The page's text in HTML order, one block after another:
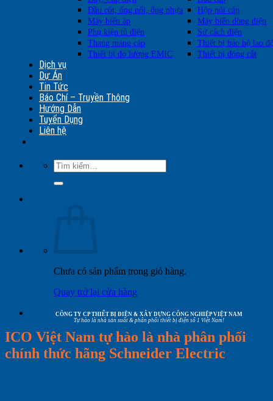
Đầu cốt, ống nối, ống nhựa
Hộp nối cáp
Máy biến áp
Máy biến dòng điện
Phụ kiện tủ điện
Sứ cách điện
Thang máng cáp
Thiết bị bảo hộ lao
Thiết bị đo lường EMIC
Thiết bị đóng cắt
Dịch vụ
Dự Án
Tin Tức
Báo Chí – Truyền Thông
Hướng Dẫn
Tuyển Dụng
Liên hệ
Tìm
kiếm:
Chưa có sản phẩm trong giỏ hàng.
Quay trở lại cửa hàng
CÔNG TY CP THIẾT BỊ ĐIỆN & XÂY DỰNG CÔNG NGHIỆP VIỆT NAM
Tự hào là nhà sản xuất & phân phối thiết bị điện số 1 Việt Nam!
ICO Việt Nam tự hào là nhà phân phối
chính thức hãng Schneider Electric